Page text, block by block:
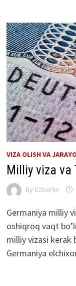
VIZA OLISH VA
Milliy viza va
by Uzberlin
Germaniya milliy
oshiqroq vaqt
milliy vizasi kerak
Germaniya